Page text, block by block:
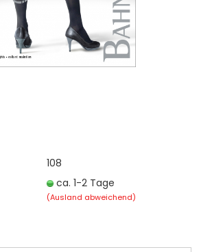
108
ca. 1-2 Tage
(Ausland abweichend)